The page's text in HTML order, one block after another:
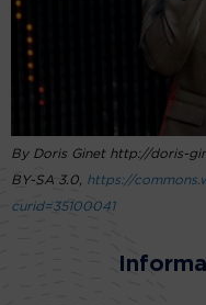
By Doris Ginet http://doris-
BY-SA 3.0, https://
curid=35100041